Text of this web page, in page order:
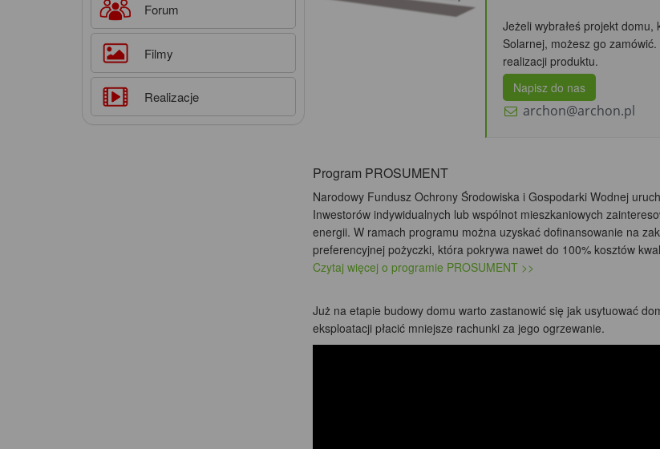
Jeżeli wybrałeś projekt
Solarnej, możesz go
realizacji produktu.
Napisz do nas
archon@archon.pl
Program PROSUMENT
Narodowy Fundusz Ochrony Środowiska i Gospodarki Wodnej
Inwestorów indywidualnych lub wspólnot mieszkaniowych
energii. W ramach programu można uzyskać dofinansowanie na
preferencyjnej pożyczki, która pokrywa nawet do 100% kosztów
Czytaj więcej o programie PROSUMENT >>
Już na etapie budowy domu warto zastanowić się jak usytuować
eksploatacji płacić mniejsze rachunki za jego ogrzewanie.
Forum
Filmy
Realizacje